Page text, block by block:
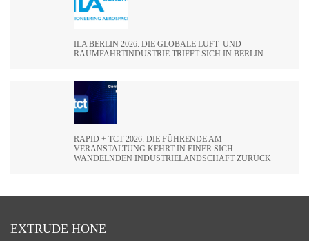
ILA BERLIN 2026: DIE GLOBALE LUFT- UND
RAUMFAHRTINDUSTRIE TRIFFT SICH IN BERLIN
RAPID + TCT 2026: DIE FÜHRENDE AM-
VERANSTALTUNG KEHRT IN EINER SICH
WANDELNDEN INDUSTRIELANDSCHAFT ZURÜCK
EXTRUDE HONE